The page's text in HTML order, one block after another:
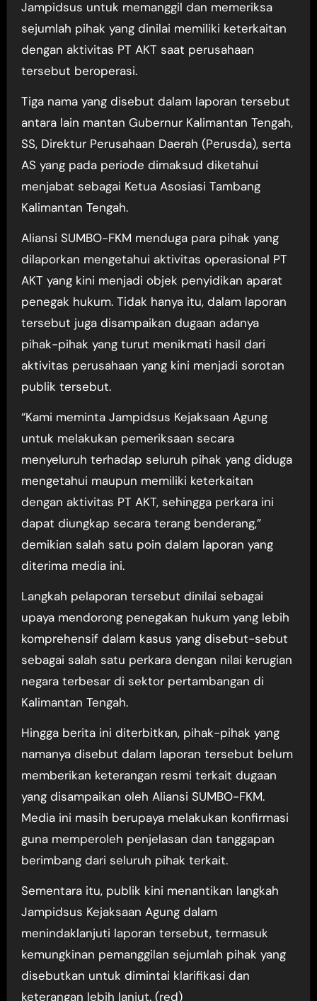
Jampidsus untuk memanggil dan memeriksa
sejumlah pihak yang dinilai memiliki keterkaitan
dengan aktivitas PT AKT saat perusahaan
tersebut beroperasi.
Tiga nama yang disebut dalam laporan tersebut
antara lain mantan Gubernur Kalimantan Tengah,
SS, Direktur Perusahaan Daerah (Perusda), serta
AS yang pada periode dimaksud diketahui
menjabat sebagai Ketua Asosiasi Tambang
Kalimantan Tengah.
Aliansi SUMBO-FKM menduga para pihak yang
dilaporkan mengetahui aktivitas operasional PT
AKT yang kini menjadi objek penyidikan aparat
penegak hukum. Tidak hanya itu, dalam laporan
tersebut juga disampaikan dugaan adanya
pihak-pihak yang turut menikmati hasil dari
aktivitas perusahaan yang kini menjadi sorotan
publik tersebut.
“Kami meminta Jampidsus Kejaksaan Agung
untuk melakukan pemeriksaan secara
menyeluruh terhadap seluruh pihak yang diduga
mengetahui maupun memiliki keterkaitan
dengan aktivitas PT AKT, sehingga perkara ini
dapat diungkap secara terang benderang,”
demikian salah satu poin dalam laporan yang
diterima media ini.
Langkah pelaporan tersebut dinilai sebagai
upaya mendorong penegakan hukum yang lebih
komprehensif dalam kasus yang disebut-sebut
sebagai salah satu perkara dengan nilai kerugian
negara terbesar di sektor pertambangan di
Kalimantan Tengah.
Hingga berita ini diterbitkan, pihak-pihak yang
namanya disebut dalam laporan tersebut belum
memberikan keterangan resmi terkait dugaan
yang disampaikan oleh Aliansi SUMBO-FKM.
Media ini masih berupaya melakukan konfirmasi
guna memperoleh penjelasan dan tanggapan
berimbang dari seluruh pihak terkait.
Sementara itu, publik kini menantikan langkah
Jampidsus Kejaksaan Agung dalam
menindaklanjuti laporan tersebut, termasuk
kemungkinan pemanggilan sejumlah pihak yang
disebutkan untuk dimintai klarifikasi dan
keterangan lebih lanjut. (red)